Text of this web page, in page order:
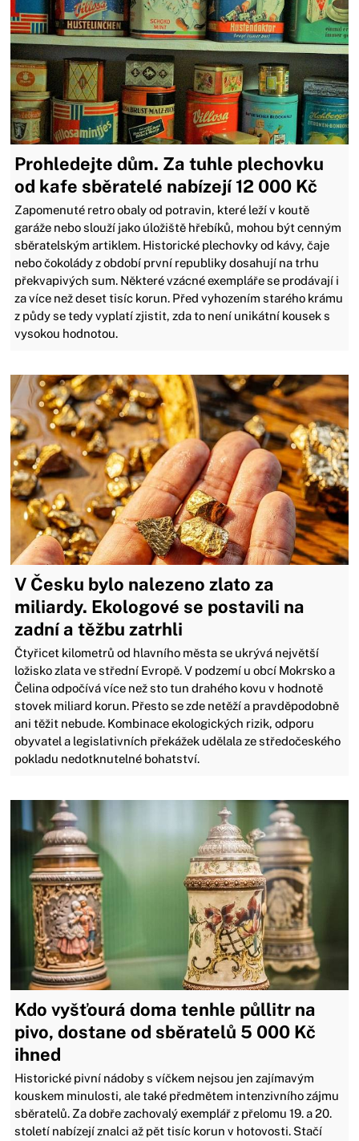
Prohledejte dům. Za tuhle plechovku
od kafe sběratelé nabízejí 12 000 Kč
Zapomenuté retro obaly od potravin, které leží v koutě
garáže nebo slouží jako úložiště hřebíků, mohou být cenným
sběratelským artiklem. Historické plechovky od kávy, čaje
nebo čokolády z období první republiky dosahují na trhu
překvapivých sum. Některé vzácné exempláře se prodávají i
za více než deset tisíc korun. Před vyhozením starého krámu
z půdy se tedy vyplatí zjistit, zda to není unikátní kousek s
vysokou hodnotou.
V Česku bylo nalezeno zlato za
miliardy. Ekologové se postavili na
zadní a těžbu zatrhli
Čtyřicet kilometrů od hlavního města se ukrývá největší
ložisko zlata ve střední Evropě. V podzemí u obcí Mokrsko a
Čelina odpočívá více než sto tun drahého kovu v hodnotě
stovek miliard korun. Přesto se zde netěží a pravděpodobně
ani těžit nebude. Kombinace ekologických rizik, odporu
obyvatel a legislativních překážek udělala ze středočeského
pokladu nedotknutelné bohatství.
Kdo vyšťourá doma tenhle půllitr na
pivo, dostane od sběratelů 5 000 Kč
ihned
Historické pivní nádoby s víčkem nejsou jen zajímavým
kouskem minulosti, ale také předmětem intenzivního zájmu
sběratelů. Za dobře zachovalý exemplář z přelomu 19. a 20.
století nabízejí znalci až pět tisíc korun v hotovosti. Stačí